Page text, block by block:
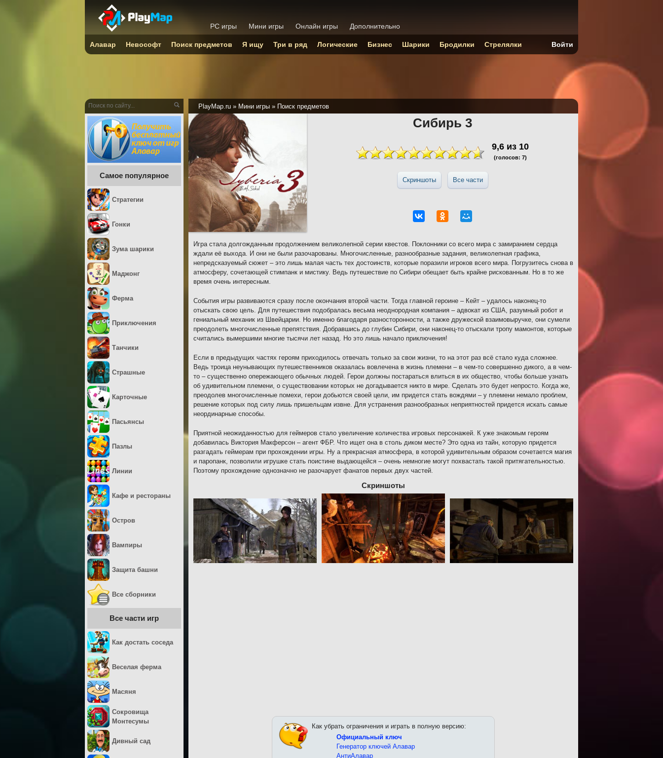
PlayMap.ru » Мини игры » Поиск предметов
Сибирь 3
9,6 из 10
(голосов: 7)
Скриншоты Все части
Игра стала долгожданным продолжением великолепной серии квестов. Поклонники со всего мира с замиранием сердца
ждали её выхода. И они не были разочарованы. Многочисленные, разнообразные задания, великолепная графика,
непредсказуемый сюжет – это лишь малая часть тех достоинств, которые поразили игроков всего мира. Погрузитесь снова в
атмосферу, сочетающей стимпанк и мистику. Ведь путешествие по Сибири обещает быть крайне рискованным. Но в то же
время очень интересным.
События игры развиваются сразу после окончания второй части. Тогда главной героине – Кейт – удалось наконец-то
отыскать свою цель. Для путешествия подобралась весьма неоднородная компания – адвокат из США, разумный робот и
гениальный механик из Швейцарии. Но именно благодаря разносторонности, а также дружеской взаимовыручке, они сумели
преодолеть многочисленные препятствия. Добравшись до глубин Сибири, они наконец-то отыскали тропу мамонтов, которые
считались вымершими многие тысячи лет назад. Но это лишь начало приключения!
Если в предыдущих частях героям приходилось отвечать только за свои жизни, то на этот раз всё стало куда сложнее.
Ведь троица неунывающих путешественников оказалась вовлечена в жизнь племени – в чем-то совершенно дикого, а в чем-
то – существенно опережающего обычных людей. Герои должны постараться влиться в их общество, чтобы больше узнать
об удивительном племени, о существовании которых не догадывается никто в мире. Сделать это будет непросто. Когда же,
преодолев многочисленные помехи, герои добьются своей цели, им придется стать вождями – у племени немало проблем,
решение которых под силу лишь пришельцам извне. Для устранения разнообразных неприятностей придется искать самые
неординарные способы.
Приятной неожиданностью для геймеров стало увеличение количества игровых персонажей. К уже знакомым героям
добавилась Виктория Макферсон – агент ФБР. Что ищет она в столь диком месте? Это одна из тайн, которую придется
разгадать геймерам при прохождении игры. Ну а прекрасная атмосфера, в которой удивительным образом сочетается магия
и паропанк, позволили игрушке стать поистине выдающейся – очень немногие могут похвастать такой притягательностью.
Поэтому прохождение однозначно не разочарует фанатов первых двух частей.
Скриншоты
Как убрать ограничения и играть в полную версию:
Официальный ключ
Генератор ключей Алавар
АнтиАлавар
Самое популярное
Стратегии
Гонки
Зума шарики
Маджонг
Ферма
Приключения
Танчики
Страшные
Карточные
Пасьянсы
Пазлы
Линии
Кафе и рестораны
Остров
Вампиры
Защита башни
Все сборники
Все части игр
Как достать соседа
Веселая ферма
Масяня
Сокровища
Монтесумы
Дивный сад
PC игры Мини игры Онлайн игры Дополнительно
Алавар Невософт Поиск предметов Я ищу Три в ряд Логические Бизнес Шарики Бродилки Стрелялки Войти